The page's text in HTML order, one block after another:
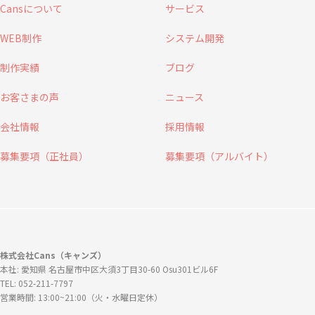
Cansについて サービス
WEB制作 システム開発
制作実績 ブログ
お客さまの声 ニュース
会社情報 採用情報
募集要項（正社員） 募集要項（アルバイト）
株式会社Cans（キャンズ）
本社: 愛知県 名古屋市中区大須3丁目30-60 Osu301ビル6F
TEL: 052-211-7797
営業時間: 13:00~21:00（火・水曜日定休）